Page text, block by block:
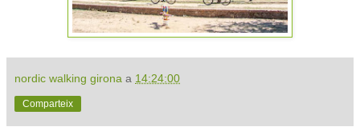
nordic walking girona a 14:24:00
Comparteix